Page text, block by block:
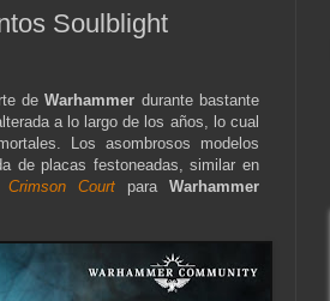
Soulblight
deWarhammer durante bastante
a lo largo de los años, lo cual
Los asombrosos modelos
de placas festoneadas, similar en
Crimson Court paraWarhammer